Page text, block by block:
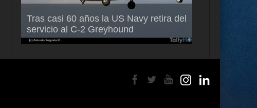
Tras casi 60 años la US Navy retira del
servicio al C-2 Greyhound
Air France-KLM anuncia a Guilhem
Mallet como nuevo Director General
para América Latina